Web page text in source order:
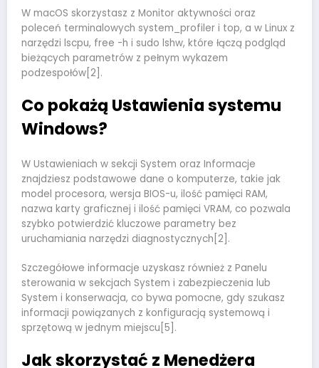
W macOS skorzystasz z Monitor aktywności oraz
poleceń terminalowych system_profiler i top, a w Linux z
narzędzi lscpu, free -h i sudo lshw, które łączą podgląd
bieżących parametrów z pełnym wykazem
podzespołów[2].
Co pokażą Ustawienia systemu
Windows?
W Ustawieniach w sekcji System oraz Informacje
znajdziesz podstawowe dane o komputerze, takie jak
model procesora, wersja BIOS-u, ilość pamięci RAM,
nazwa karty graficznej i ilość pamięci VRAM, co pozwala
szybko potwierdzić kluczowe parametry bez
uruchamiania narzędzi diagnostycznych[2].
Szczegółowe informacje uzyskasz również z Panelu
sterowania w sekcjach System i zabezpieczenia lub
System i konserwacja, co bywa pomocne, gdy szukasz
informacji powiązanych z konfiguracją systemową i
sprzętową w jednym miejscu[5].
Jak skorzystać z Menedżera